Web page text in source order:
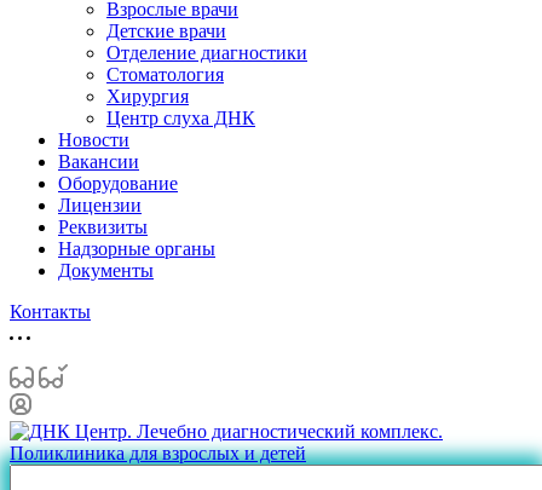
Взрослые врачи
Детские врачи
Отделение диагностики
Стоматология
Хирургия
Центр слуха ДНК
Новости
Вакансии
Оборудование
Лицензии
Реквизиты
Надзорные органы
Документы
Контакты